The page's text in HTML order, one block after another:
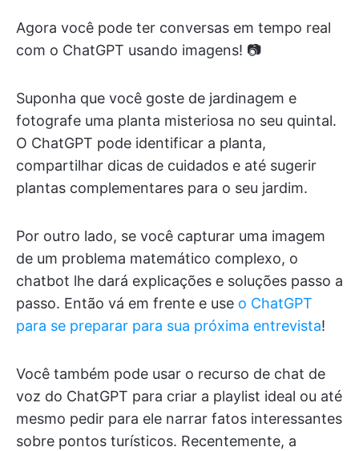
Agora você pode ter conversas em tempo real
com o ChatGPT usando imagens! 📷
Suponha que você goste de jardinagem e
fotografe uma planta misteriosa no seu quintal.
O ChatGPT pode identificar a planta,
compartilhar dicas de cuidados e até sugerir
plantas complementares para o seu jardim.
Por outro lado, se você capturar uma imagem
de um problema matemático complexo, o
chatbot lhe dará explicações e soluções passo a
passo. Então vá em frente e use o ChatGPT
para se preparar para sua próxima entrevista!
Você também pode usar o recurso de chat de
voz do ChatGPT para criar a playlist ideal ou até
mesmo pedir para ele narrar fatos interessantes
sobre pontos turísticos. Recentemente, a